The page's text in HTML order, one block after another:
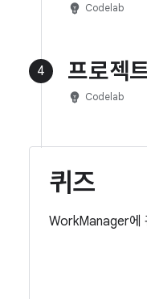
emoji_objects Codelab
4 프로젝
emoji_objects Codelab
퀴즈
WorkManager에